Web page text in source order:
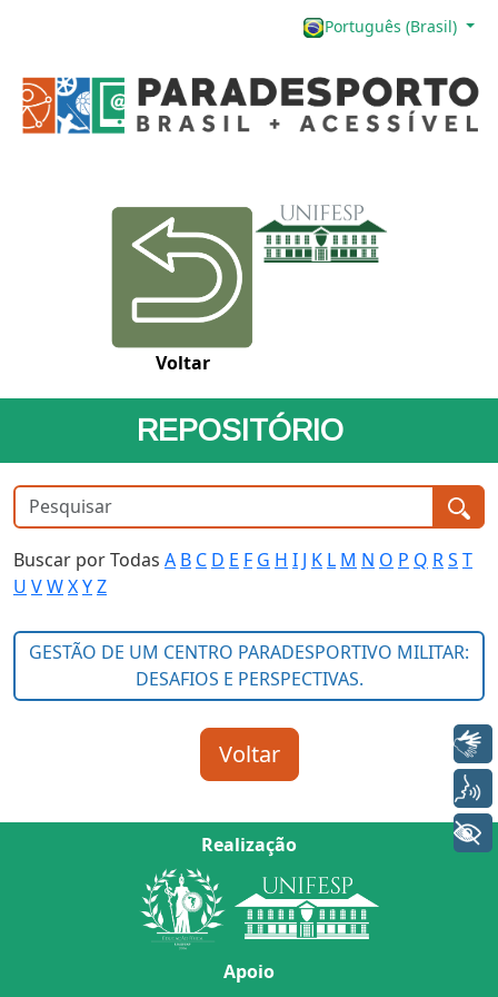
Português (Brasil)
Voltar
REPOSITÓRIO
Buscar por Todas A B C D E F G H I J K L M N O P Q RS T
U VWXYZ
Realização
Apoio